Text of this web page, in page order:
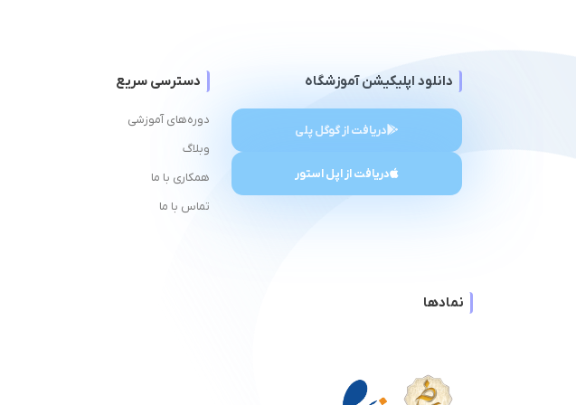
دانلود اپلیکیشن آموزشگاه
دریافت از گوگل پلی
دریافت از اپل استور
دسترسی سریع
دوره‌های آموزشی
وبلاگ
همکاری با ما
تماس با ما
نمادها